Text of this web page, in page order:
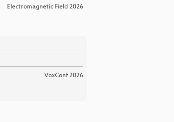
Electromagnetic Field 2026
VoxConf 2026